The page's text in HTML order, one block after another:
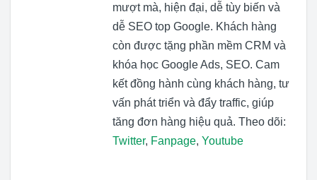
mượt mà, hiện đại, dễ tùy biến và
dễ SEO top Google. Khách hàng
còn được tặng phần mềm CRM và
khóa học Google Ads, SEO. Cam
kết đồng hành cùng khách hàng, tư
vấn phát triển và đẩy traffic, giúp
tăng đơn hàng hiệu quả. Theo dõi:
Twitter, Fanpage, Youtube